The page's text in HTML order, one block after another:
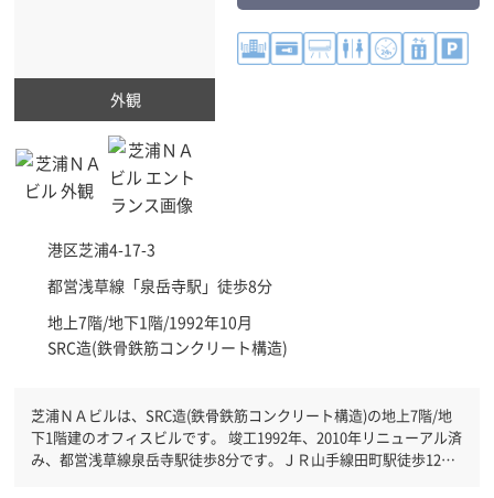
外観
港区芝浦4-17-3
都営浅草線「泉岳寺駅 」徒歩8分
地上7階/地下1階/1992年10月
SRC造(鉄骨鉄筋コンクリート構造)
芝浦ＮＡビルは、SRC造(鉄骨鉄筋コンクリート構造)の地上7階/地
下1階建のオフィスビルです。 竣工1992年、2010年リニューアル済
み、都営浅草線泉岳寺駅徒歩8分です。ＪＲ山手線田町駅徒歩12分